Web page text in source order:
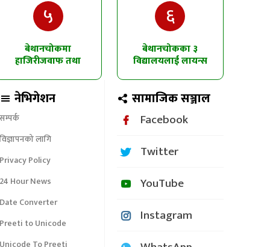
५
बेथानचोकमा
हाजिरीजवाफ तथा
६
बेथानचोकका ३
विद्यालयलाई लायन्स
नेभिगेशन
सम्पर्क
विज्ञापनको लागि
Privacy Policy
24 Hour News
Date Converter
Preeti to Unicode
Unicode To Preeti
सामाजिक सञ्जाल
Facebook
Twitter
YouTube
Instagram